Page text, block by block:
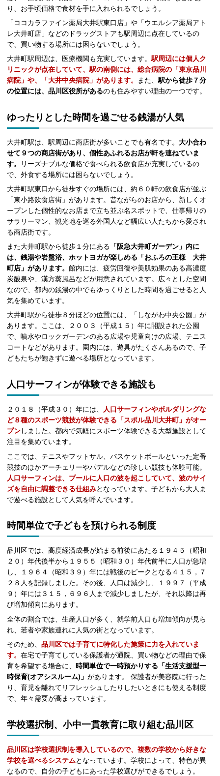
り、お手頃価格で食材を手に入れられるでしょう。
「ココカラファイン薬局大井駅東口店」や「ウエルシア薬局アト
レ大井町店」などのドラッグストアも駅周辺に点在しているの
で、買い物する場所には困らないでしょう。
大井町駅周辺は、医療機関も充実しています。駅周辺には個人ク
リニックが点在していて、駅の南側には、総合病院の「東京品川
病院」や、「大井中央病院」があります。 また、駅から徒歩７分
の位置には、品川区役所があるのも住みやすい理由の一つです。
ゆったりとした時間を過ごせる銭湯が人気
大井町駅は、駅周辺に商店街が多いことでも有名です。大小合わ
せて９つの商店街があり、個性あふれるお店が軒を連ねていま
す。 リーズナブルな価格で食べられる飲食店が充実しているの
で、外食する場所には困らないでしょう。
大井町駅東口から徒歩すぐの場所には、約６０軒の飲食店が並ぶ
「東小路飲食店街」があります。昔ながらのお店から、新しくオ
ープンした個性的なお店まで立ち並ぶ名スポットで、仕事帰りの
サラリーマン、観光地を巡る外国人など幅広い人たちから愛され
る商店街です。
また大井町駅から徒歩１分にある 「阪急大井町ガーデン」内に
は、銭湯や岩盤浴、ホットヨガが楽しめる「おふろの王様 大井
町店」があります。館内には、疲労回復や美肌効果のある高濃度
炭酸泉や、漢方蒸風呂などが用意されています。広々とした空間
なので、都内の銭湯の中でもゆっくりとした時間を過ごせると人
気を集めています。
大井町駅から徒歩８分ほどの位置には、「しながわ中央公園」が
あります。ここは、２００３（平成１５）年に開設された公園
で、噴水やロックガーデンのある広場や児童向けの広場、テニス
コートなどがあります。園内には、遊具がたくさんあるので、子
どもたちが飽きずに遊べる場所となっています。
人口サーフィンが体験できる施設も
２０１８（平成３０）年には、 人口サーフィンやボルダリングな
ど８種のスポーツ競技が体験できる「スポル品川大井町」がオー
プンしました。都内で気軽にスポーツ体験できる大型施設として
注目を集めています。
ここでは、テニスやフットサル、バスケットボールといった定番
競技のほかアーチェリーやパデルなどの珍しい競技も体験可能。
人口サーフィンは、プールに人口の波を起こしていて、波のサイ
ズを自由に調整できる仕組みとなっています。子どもから大人ま
で遊べる施設として人気を呼んでいます。
時間単位で子どもを預けられる制度
品川区では、高度経済成長が始まる前後にあたる１９４５（昭和
２０）年代後半から１９５５（昭和３０）年代前半に人口が急増
し、１９６４（昭和３９）年には戦後のピークとなる４１５，７
２８人を記録しました。その後、人口は減少し、１９９７（平成
９）年には３１５，６９６人まで減少しましたが、それ以降は再
び増加傾向にあります。
全体の割合では、生産人口が多く、就学前人口も増加傾向が見ら
れ、若者や家族連れに人気の街となっています。
そのため、品川区では子育てに特化した施策に力を入れていま
す。在宅で子育てしている保護者が通院、買い物などの理由で保
育を希望する場合に、時間単位で一時預かりする「生活支援型一
時保育(オアシスルーム)」があります。 保護者が美容院に行った
り、育児を離れてリフレッシュしたりしたいときにも使える制度
で、年々需要が高まっています。
学校選択制、小中一貫教育に取り組む品川区
品川区は学校選択制を導入しているので、複数の学校から好きな
学校を選べるシステムとなっています。学校によって、特色が異
なるので、自分の子どもにあった学校選びができるでしょう。